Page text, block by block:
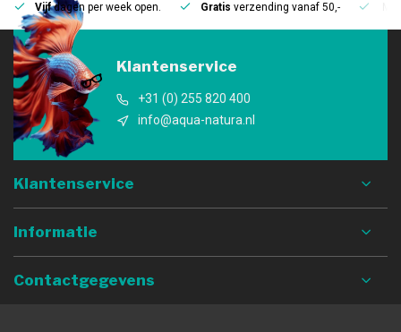
Vijfdagen per week open. Gratis verzending vanaf 50,-
Klantenservice
+31 (0) 255 820 400
info@aqua-natura.nl
Klantenservice
Informatie
Contactgegevens